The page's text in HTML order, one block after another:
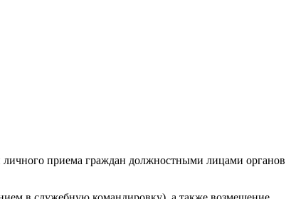
личного приема граждан должностными лицами органов